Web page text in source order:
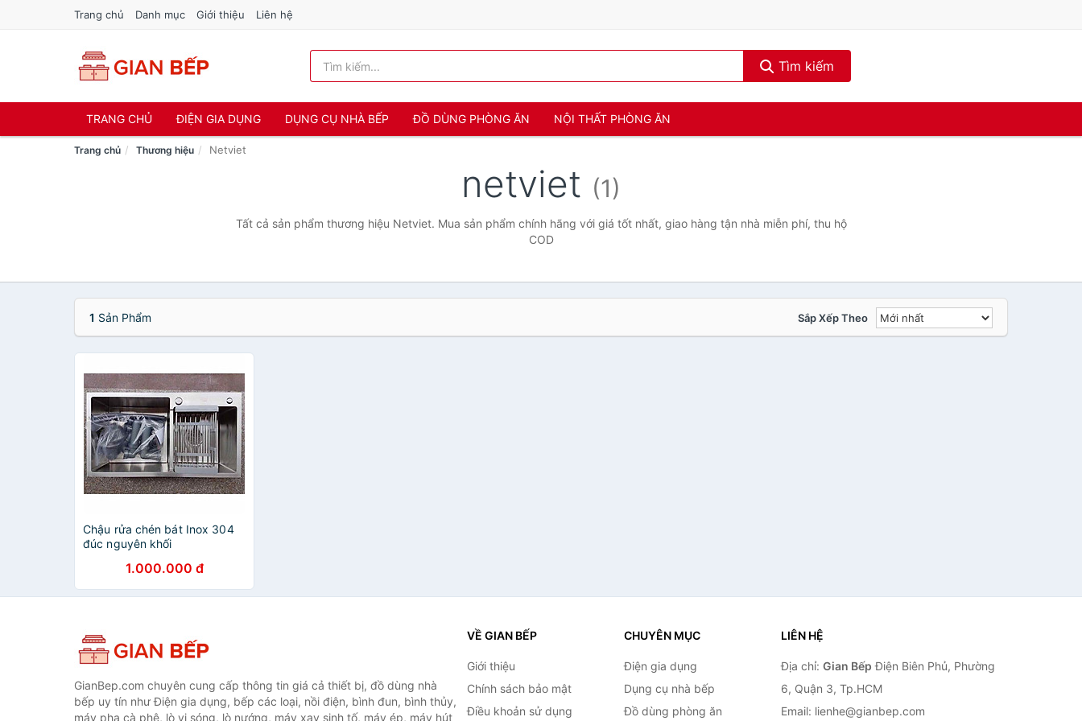
Trang chủ Danh mục Giới thiệu Liên hệ
Tìm kiếm
TRANG CHỦ ĐIỆN GIA DỤNG DỤNG CỤ NHÀ BẾP ĐỒ DÙNG PHÒNG ĂN NỘI THẤT PHÒNG ĂN
Trang chủ Thương hiệu Netviet
netviet (1)
Tất cả sản phẩm thương hiệu Netviet. Mua sản phẩm chính hãng với giá tốt nhất, giao hàng tận nhà miễn phí, thu hộ
COD
1 Sản Phẩm Sắp Xếp Theo
Chậu rửa chén bát Inox 304
đúc nguyên khối
1.000.000 đ
GianBep.com chuyên cung cấp thông tin giá cả thiết bị, đồ dùng nhà
bếp uy tín như Điện gia dụng, bếp các loại, nồi điện, bình đun, bình thủy,
máy pha cà phê, lò vi sóng, lò nướng, máy xay sinh tố, máy ép, máy hút
VỀ GIAN BẾP
Giới thiệu
Chính sách bảo mật
Điều khoản sử dụng
CHUYÊN MỤC
Điện gia dụng
Dụng cụ nhà bếp
Đồ dùng phòng ăn
LIÊN HỆ
Địa chỉ: Gian Bếp Điện Biên Phủ, Phường
6, Quận 3, Tp.HCM
Email: lienhe@gianbep.com